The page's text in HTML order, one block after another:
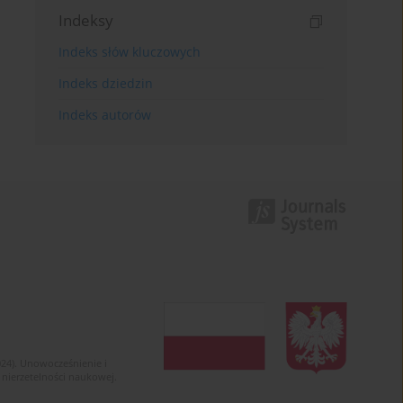
Indeksy
Indeks słów kluczowych
Indeks dziedzin
Indeks autorów